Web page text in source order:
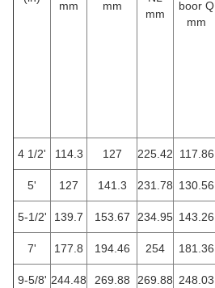
mm
mm
mm
boor Q
mm
4 1/2' 114.3 127 225.42 117.86
5' 127 141.3 231.78 130.56
5-1/2' 139.7 153.67 234.95 143.26
7' 177.8 194.46 254 181.36
9-5/8' 244.48 269.88 269.88 248.03